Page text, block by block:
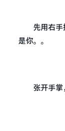
先用右
是你。。
张开手